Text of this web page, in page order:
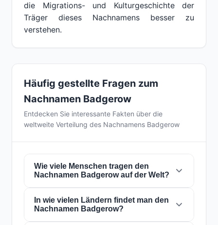
die Migrations- und Kulturgeschichte der
Träger dieses Nachnamens besser zu
verstehen.
Häufig gestellte Fragen zum
Nachnamen Badgerow
Entdecken Sie interessante Fakten über die
weltweite Verteilung des Nachnamens Badgerow
Wie viele Menschen tragen den
Nachnamen Badgerow auf der Welt?
Derzeit gibt es weltweit etwa426 Personen
mit dem NachnamenBadgerow
bedeutet, dass etwa 1 von18,779,343
In wie vielen Ländern findet man den
Nachnamen Badgerow?